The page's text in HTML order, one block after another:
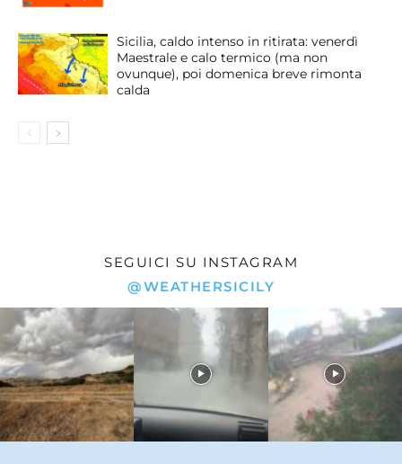
Sicilia, caldo intenso in ritirata: venerdì
Maestrale e calo termico (ma non
ovunque), poi domenica breve rimonta
calda
SEGUICI SU INSTAGRAM
@WEATHERSICILY